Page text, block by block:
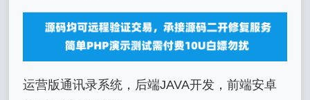
运营版通讯录系统，后端JAVA开发，前端安卓